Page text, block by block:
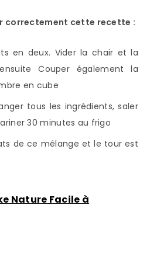
correctement cette recette :
en deux. Vider la chair et la
Couper également la
en cube
tous les ingrédients, saler
30 minutes au frigo
de ce mélange et le tour est
Nature Facile à